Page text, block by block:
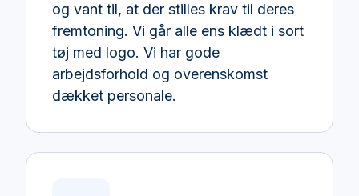
og vant til, at der stilles krav til deres
fremtoning. Vi går alle ens klædt i sort
tøj med logo. Vi har gode
arbejdsforhold og overenskomst
dækket personale.